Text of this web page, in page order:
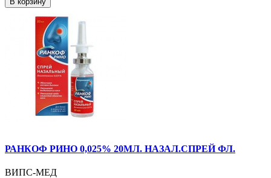
РАНКОФ РИНО 0,025% 20МЛ. НАЗАЛ.СПРЕЙ ФЛ.
ВИПС-МЕД